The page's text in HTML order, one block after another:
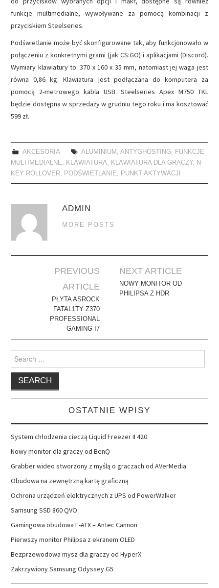
funkcje multimedialne, wywoływane za pomocą kombinacji z
przyciskiem Steelseries.
Podświetlanie może być skonfigurowane tak, aby funkcjonowało w
połączeniu z konkretnymi grami (jak CS:GO) i aplikacjami (Discord).
Wymiary klawiatury to: 370 x 160 x 35 mm, natomiast jej waga jest
równa 0,86 kg. Klawiatura jest podłączana do komputera za
pomocą 2-metrowego kabla USB. Steelseries Apex M750 TKL
będzie dostępna w sprzedaży w grudniu tego roku i ma kosztować
599 zł.
AKCESORIA ALUMINIUM , ANTYGHOSTING, FUNKCJE
MULTIMEDIALNE, KLAWIATURA, KLAWIATURA DLA GRACZY, N-
KEY ROLLOVER, PODŚWIETLANIE, PUNKT AKTYWACJI
ADMIN
MORE POSTS
navigation
PREVIOUS
ARTICLE
PŁYTA ASROCK
FATAL1TY Z370
PROFESSIONAL
GAMING I7
NEXT ARTICLE
NOWY MONITOR OD
PHILIPSA Z HDR
Search
for:
OSTATNIE WPISY
System chłodzenia cieczą Liquid Freezer II 420
Nowy monitor dla graczy od BenQ
Grabber wideo stworzony z myślą o graczach od AVerMedia
Obudowa na zewnętrzną kartę graficzną
Ochrona urządzeń elektrycznych z UPS od PowerWalker
Samsung SSD 860 QVO
Gamingowa obudowa E-ATX – Antec Cannon
Pierwszy monitor Philipsa z ekranem OLED
Bezprzewodowa mysz dla graczy od HyperX
Zakrzywiony Samsung Odyssey G5